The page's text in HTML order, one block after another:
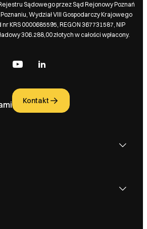
Sądowego przez Sąd Rejonowy Poznań
Wydział VIII Gospodarczy Krajowego
KRS 0000685595, REGON 367731587, NIP
306.288,00 złotych w całości wpłacony.
Kontakt